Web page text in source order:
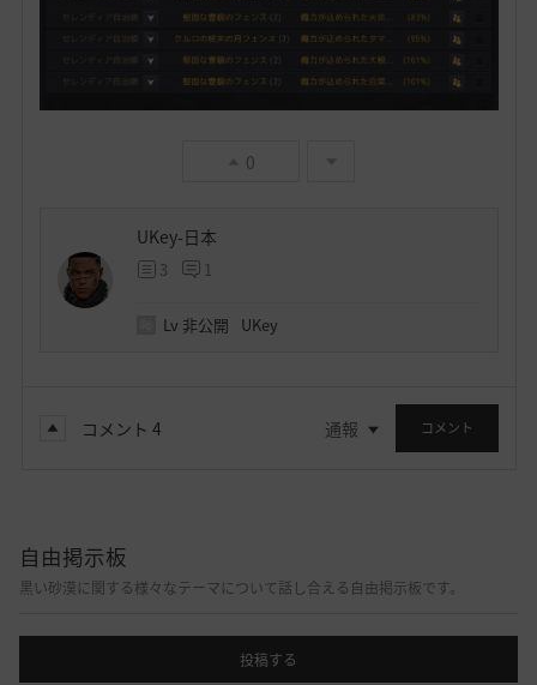
0
UKey-日本
3 1
Lv 非公開 UKey
コメント 4 通報 コメント
自由掲示板
黒い砂漠に関する様々なテーマについて話し合える自由掲示板です。
投稿する